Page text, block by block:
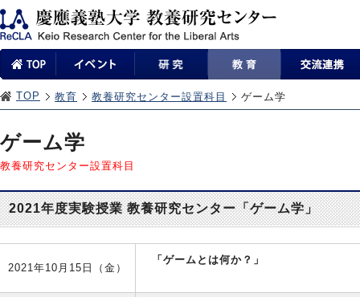
TOP 教育 教養研究センター設置科目 ゲーム学
ゲーム学
教養研究センター設置科目
2021年度実験授業 教養研究センター「ゲーム学」
2021年10月15日（金）
「ゲームとは何か？」